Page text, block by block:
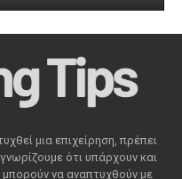
μια επιχείρηση, πρέπει
ότι υπάρχουν και
μπορούν να αναπτυχθούν με